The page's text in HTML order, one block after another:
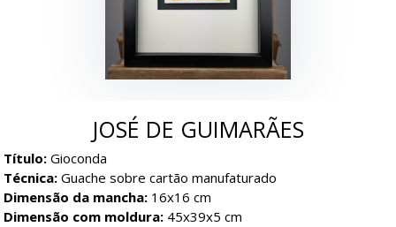
JOSÉ DE GUIMARÃES
Título:Gioconda
Técnica:Guache sobre cartão manufaturado
Dimensão da mancha: 16x16 cm
Dimensão com moldura: 45x39x5 cm